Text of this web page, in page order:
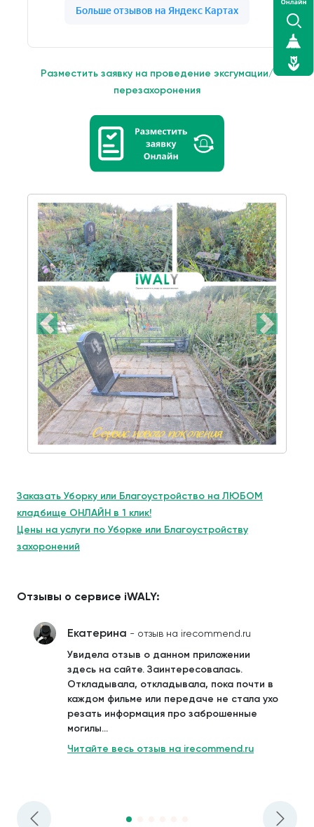
Разместить заявку на проведение эксгумации/
перезахоронения
Заказать Уборку или Благоустройство на ЛЮБОМ
кладбище ОНЛАЙН в 1 клик!
Цены на услуги по Уборке или Благоустройству
захоронений
Отзывы о сервисе iWALY:
Екатерина - отзыв на irecommend.ru
Увидела отзыв о данном приложении
здесь на сайте. Заинтересовалась.
Откладывала, откладывала, пока почти в
каждом фильме или передаче не стала ухо
резать информация про заброшенные
могилы...
Читайте весь отзыв на irecommend.ru